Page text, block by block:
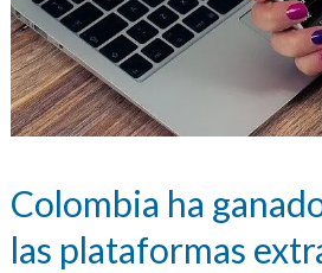
Colombia ha
las plataformas